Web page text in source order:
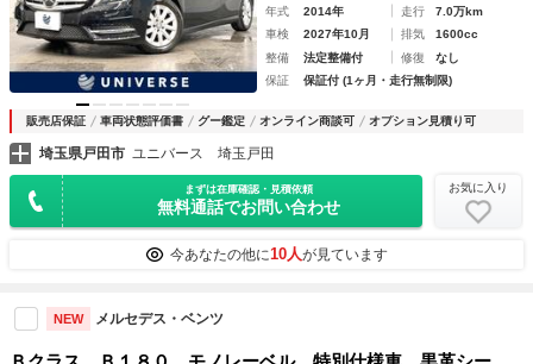
年式 2014年 走行
7.0万km
車検
2027年10月 排気
1600cc
整備
法定整備付 修復
なし
保証
保証付 (1ヶ月・走行無制限)
販売店保証 車両状態評価書 グー鑑定 オンライン商談可 オプション見積り可
埼玉県戸田市 ユニバース 埼玉戸田
まずは在庫確認・見積依頼
無料通話でお問い合わせ
お気に入り
今あなたの他に10人が見ています
NEW メルセデス・ベンツ